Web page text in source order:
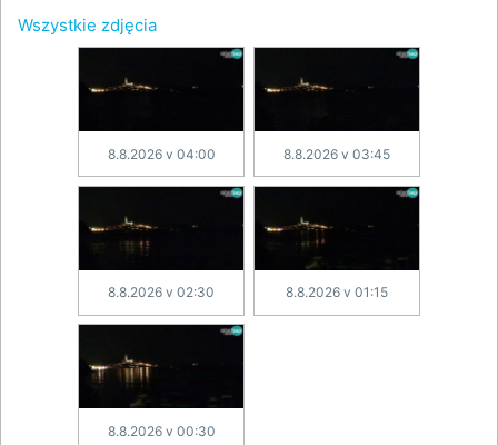
Wszystkie zdjęcia
8.8.2026 v 04:00 8.8.2026 v 03:45
8.8.2026 v 02:30 8.8.2026 v 01:15
8.8.2026 v 00:30